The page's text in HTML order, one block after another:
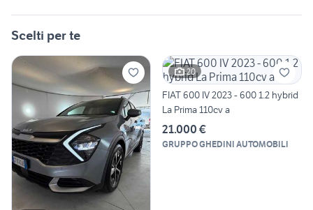
Scelti per te
20
FIAT 600 IV 2023 - 600 1.2 hybrid
La Prima 110cv a
21.000 €
GRUPPO GHEDINI AUTOMOBILI